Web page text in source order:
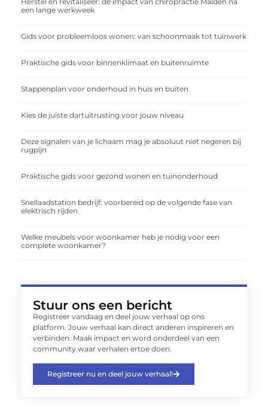
een lange werkweek
Gids voor probleemloos wonen: van schoonmaak tot tuinwerk
Praktische gids voor binnenklimaat en buitenruimte
Stappenplan voor onderhoud in huis en buiten
Kies de juiste dartuitrusting voor jouw niveau
Deze signalen van je lichaam mag je absoluut niet negeren bij
rugpijn
Praktische gids voor gezond wonen en tuinonderhoud
Snellaadstation bedrijf: voorbereid op de volgende fase van
elektrisch rijden
Welke meubels voor woonkamer heb je nodig voor een
complete woonkamer?
Stuur ons een bericht
Registreer vandaag en deel jouw verhaal op ons
platform. Jouw verhaal kan direct anderen inspireren en
verbinden. Maak impact en word onderdeel van een
community waar verhalen ertoe doen.
Registreer nu en deel jouw verhaal!